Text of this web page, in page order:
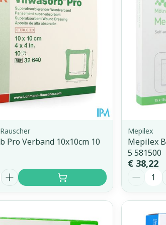
Zelfbruiner
Mondmaskers
Pro Verband 10x10cm 10
Mepilex
Mepilex
5 581500
€ 38,22
Aantal